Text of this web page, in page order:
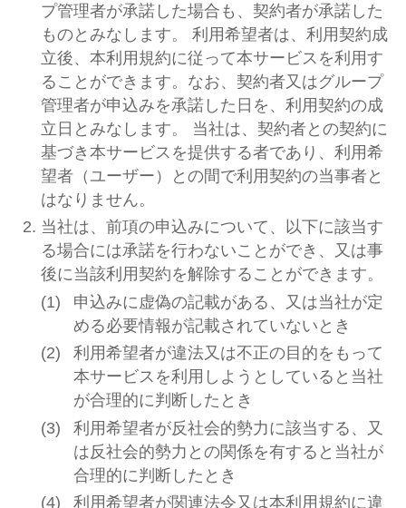
プ管理者が承諾した場合も、契約者が承諾した
ものとみなします。 利用希望者は、利用契約成
立後、本利用規約に従って本サービスを利用す
ることができます。なお、契約者又はグループ
管理者が申込みを承諾した日を、利用契約の成
立日とみなします。 当社は、契約者との契約に
基づき本サービスを提供する者であり、利用希
望者（ユーザー）との間で利用契約の当事者と
はなりません。
当社は、前項の申込みについて、以下に該当す
る場合には承諾を行わないことができ、又は事
後に当該利用契約を解除することができます。
申込みに虚偽の記載がある、又は当社が定
める必要情報が記載されていないとき
利用希望者が違法又は不正の目的をもって
本サービスを利用しようとしていると当社
が合理的に判断したとき
利用希望者が反社会的勢力に該当する、又
は反社会的勢力との関係を有すると当社が
合理的に判断したとき
利用希望者が関連法令又は本利用規約に違